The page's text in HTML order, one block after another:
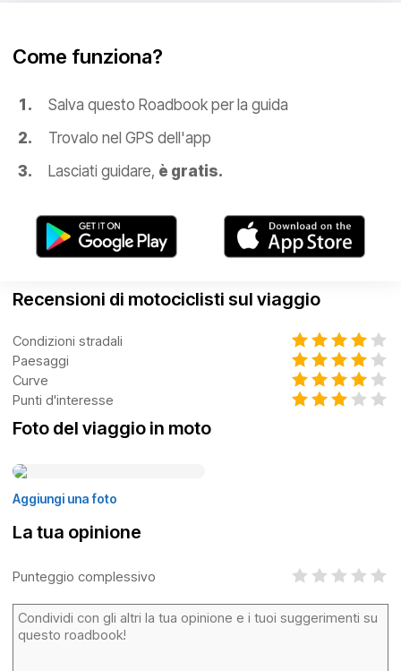
Come funziona?
Salva questo Roadbook per la guida
Trovalo nel GPS dell'app
Lasciati guidare, è gratis.
Recensioni di motociclisti sul viaggio
Condizioni stradali
Paesaggi
Curve
Punti d'interesse
Foto del viaggio in moto
Aggiungi una foto
La tua opinione
Punteggio complessivo